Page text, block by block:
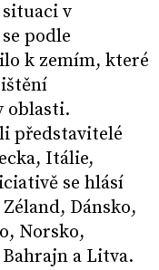
v
podle
k zemím, které
oblasti.
představitelé
Itálie,
se hlásí
Dánsko,
Norsko,
a Litva.